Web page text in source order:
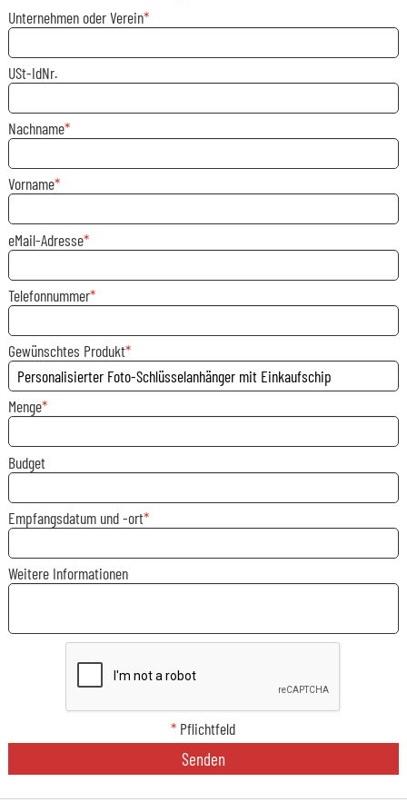
Unternehmen oder Verein
USt-IdNr.
Nachname
Vorname
eMail-Adresse
Telefonnummer
Gewünschtes Produkt
Menge
Budget
Empfangsdatum und -ort
Weitere Informationen
* Pflichtfeld
Senden